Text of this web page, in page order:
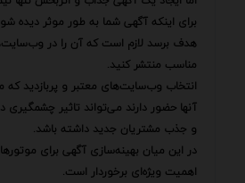
برای اینکه آگهی شما به طور موثر دیده
هدف برسد لازم است که آن را در
مناسب منتشر کنید.
انتخاب وب‌سایت‌های معتبر و پربازدید
آنها حضور دارند می‌تواند تاثیر چشمگیری
و جذب مشتریان جدید داشته باشد.
اهمیت ویژه‌ای برخوردار است.